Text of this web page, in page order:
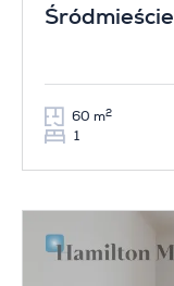
Śródmieście
60 m2
1